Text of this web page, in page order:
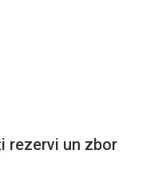
rezervi un zbor